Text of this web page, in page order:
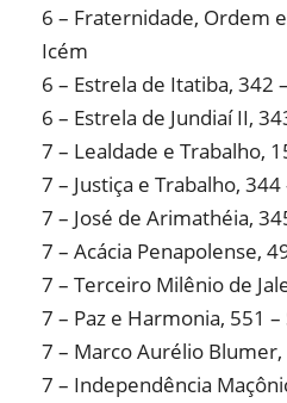
6 – Fraternidade, Ordem
Icém
6 – Estrela de Itatiba, 342
6 – Estrela de Jundiaí II,
7 – Lealdade e Trabalho,
7 – Justiça e Trabalho,
7 – José de Arimathéia,
7 – Acácia Penapolense,
7 – Terceiro Milênio de
7 – Paz e Harmonia, 551 –
7 – Marco Aurélio Blumer,
7 – Independência